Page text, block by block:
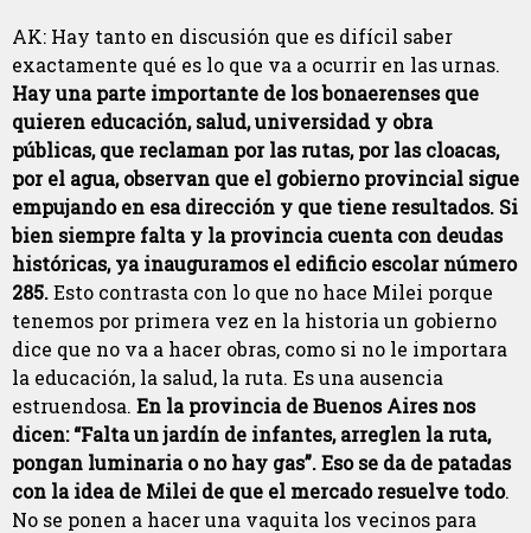
AK: Hay tanto en discusión que es difícil saber
exactamente qué es lo que va a ocurrir en las urnas.
Hay una parte importante de los bonaerenses que
quieren educación, salud, universidad y obra
públicas, que reclaman por las rutas, por las cloacas,
por el agua, observan que el gobierno provincial sigue
empujando en esa dirección y que tiene resultados. Si
bien siempre falta y la provincia cuenta con deudas
históricas, ya inauguramos el edificio escolar número
285.Esto contrasta con lo que no hace Milei porque
tenemos por primera vez en la historia un gobierno
dice que no va a hacer obras, como si no le importara
la educación, la salud, la ruta. Es una ausencia
estruendosa. En la provincia de Buenos Aires nos
dicen: “Falta un jardín de infantes, arreglen la ruta,
pongan luminaria o no hay gas”. Eso se da de patadas
con la idea de Milei de que el mercado resuelve todo.
No se ponen a hacer una vaquita los vecinos para